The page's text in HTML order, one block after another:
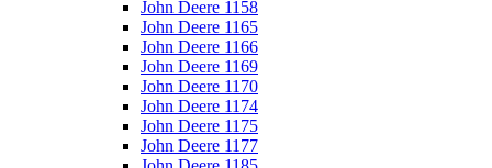
John Deere 1158
John Deere 1165
John Deere 1166
John Deere 1169
John Deere 1170
John Deere 1174
John Deere 1175
John Deere 1177